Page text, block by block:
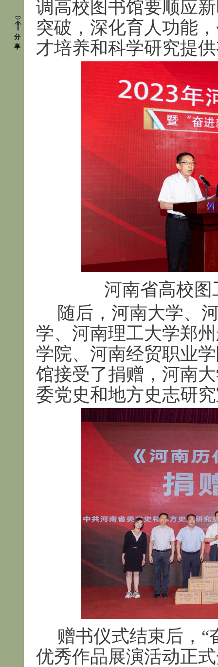
分
享
调高校图书馆要顺应
突破，深化育人功能
才培养和科学研究提
河南省高校
随后，河南大学、
学、河南理工大学郑
学院、河南经贸职业
馆接受了捐赠，河南
委党史和地方史志研
赠书仪式结束后，“
优秀作品展演活动正